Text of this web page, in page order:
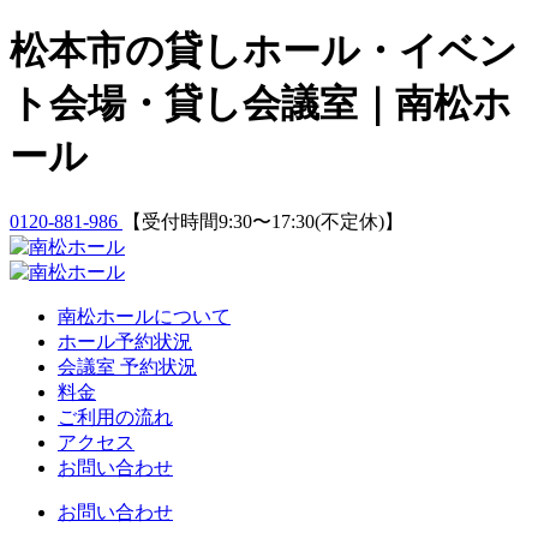
Skip
to
松本市の貸しホール・イベン
ト会場・貸し会議室｜南松ホ
ール
0120-881-986 【受付時間9:30〜17:30(不定休)】
南松ホールについて
ホール予約状況
会議室 予約状況
料金
ご利用の流れ
アクセス
お問い合わせ
お問い合わせ